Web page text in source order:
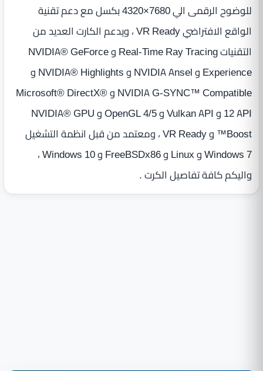
للوضوح الرقمى الي 7680×4320 بكسل مع دعم تقنية
الواقع الافتراضي VR Ready ، ويدعم الكارت العديد من
التقنيات Real-Time Ray Tracing و NVIDIA® GeForce
Experience و NVIDIA Ansel و NVIDIA® Highlights و
NVIDIA G-SYNC™ Compatible و Microsoft® DirectX®
12 API و Vulkan API و OpenGL 4/5 و NVIDIA® GPU
Boost™ و VR Ready ، ومعتمد من قبل انظمة التشغيل
Windows 7 و Linux و FreeBSDx86 و Windows 10 ،
واليكم كافة تفاصيل الكرت .